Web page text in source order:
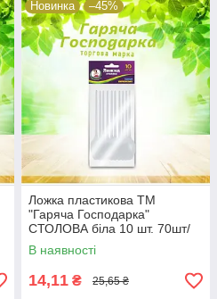
Новинка –45%
Ложка пластикова ТМ
"Гаряча Господарка"
СТОЛОВА біла 10 шт. 70шт/
ящ 65324
В наявності
14,11 ₴ 25,65 ₴